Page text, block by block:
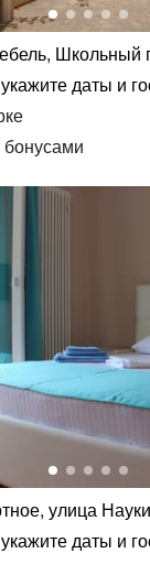
укажите даты и
бонусами
улица
укажите даты и